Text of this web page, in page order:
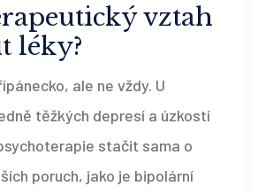
vztah
léky?
ale ne vždy. U
těžkých depresí a úzkostí
stačit sama o
poruch, jako je bipolární